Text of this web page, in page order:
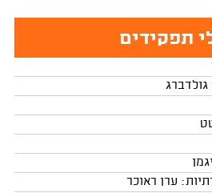
תפקידים
ערן ראוכר